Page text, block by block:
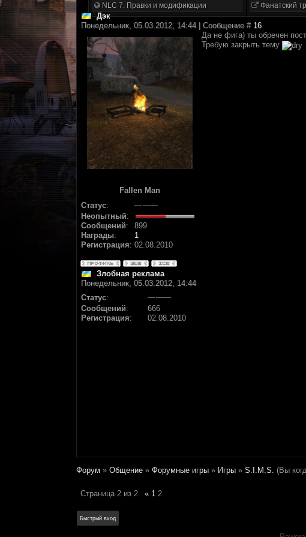
NLC 7. Правки и модификации
Фанатский
Дэк
Понедельник, 05.03.2012, 14:44 | Сообщение # 16
Fallen Man
Статус:
Неопытный:
Сообщений:
899
Награды:
1
Регистрация: 02.08.2010
Да не фига) ты обречен
Требую закрыть тему
Злобная реклама
Понедельник, 05.03.2012, 14:44
Статус:
Сообщений:
666
Регистрация: 02.08.2010
Форум » Общение » Форумные игры » Игры » S.I.M.S. (Вы
Страница 2 из 2 « 1 2